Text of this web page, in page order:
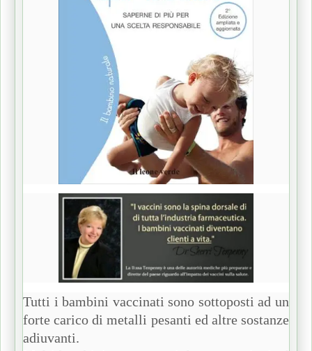
Tutti i bambini vaccinati sono sottoposti ad un
forte carico di metalli pesanti ed altre sostanze
adiuvanti.